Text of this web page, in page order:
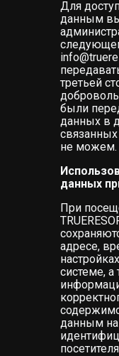
Для
данным
третьей
были
данных в
не можем.
данных
При
адресе,
системе, а
данным